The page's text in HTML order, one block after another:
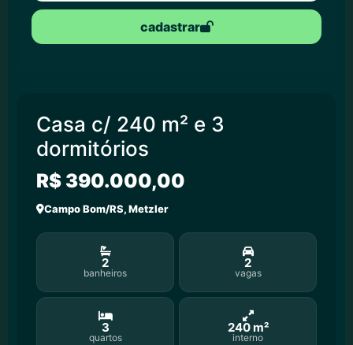
cadastrar
Casa c/ 240 m² e 3
dormitórios
R$ 390.000,00
Campo Bom/RS, Metzler
2
banheiros
2
vagas
3
quartos
240 m²
interno